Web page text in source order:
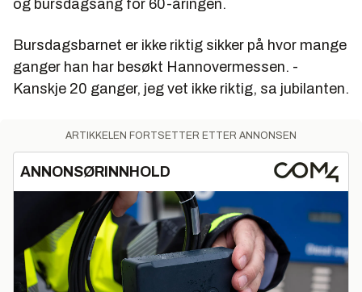
og bursdagsang for 60-åringen.
Bursdagsbarnet er ikke riktig sikker på hvor mange
ganger han har besøkt Hannovermessen. -
Kanskje 20 ganger, jeg vet ikke riktig, sa jubilanten.
ARTIKKELEN FORTSETTER ETTER ANNONSEN
ANNONSØRINNHOLD